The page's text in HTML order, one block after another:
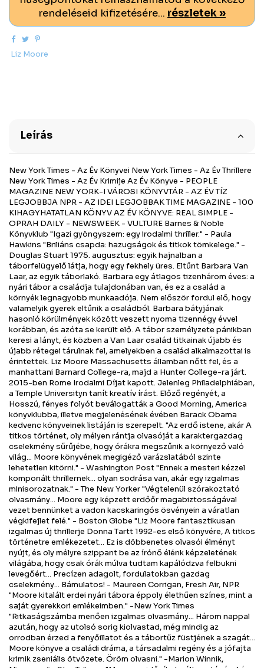
rendeléseid kifizetésére... részletek »
Liz Moore
Leírás
New York Times - Az Év Könyvei New York Times - Az Év Thrillere
New York Times - Az Év Krimije Az Év Könyve - PEOPLE
MAGAZINE NEW YORK-I VÁROSI KÖNYVTÁR - AZ ÉV TÍZ
LEGJOBBJA NPR - AZ IDEI LEGJOBBAK TIME MAGAZINE - 100
KIHAGYHATATLAN KÖNYV AZ ÉV KÖNYVE: REAL SIMPLE -
OPRAH DAILY - NEWSWEEK - VULTURE Barnes & Noble
Könyvklub "Igazi gyöngyszem: egy irodalmi thriller." - Paula
Hawkins "Briliáns csapda: hazugságok és titkok tömkelege." -
Douglas Stuart 1975. augusztus: egyik hajnalban a
táborfelügyelő látja, hogy egy fekhely üres. Eltűnt Barbara Van
Laar, az egyik táborlakó. Barbara egy átlagos tizenhárom éves: a
nyári tábor a családja tulajdonában van, és ez a család a
környék legnagyobb munkaadója. Nem először fordul elő, hogy
valamelyik gyerek eltűnik a családból. Barbara bátyjának
hasonló körülmények között veszett nyoma tizennégy évvel
korábban, és azóta se került elő. A tábor személyzete pánikban
keresi a lányt, és közben a Van Laar család titkainak újabb és
újabb rétegei tárulnak fel, amelyekben a család alkalmazottai is
érintettek. Liz Moore Massachusetts államban nőtt fel, és a
manhattani Barnard College-ra, majd a Hunter College-ra járt.
2015-ben Rome Irodalmi Díjat kapott. Jelenleg Philadelphiában,
a Temple Universityn tanít kreatív írást. Előző regényét, a
Hosszú, fényes folyót beválogatták a Good Morning, America
könyvklubba, illetve megjelenésének évében Barack Obama
kedvenc könyveinek listáján is szerepelt. "Az erdő istene, akár A
titkos történet, oly mélyen rántja olvasóját a karaktergazdag
cselekmény sűrűjébe, hogy órákra megszűnik a környező való
világ... Moore könyvének megigéző varázslatából szinte
lehetetlen kitörni." - Washington Post "Ennek a mesteri kézzel
komponált thrillernek... olyan sodrása van, akár egy izgalmas
minisorozatnak." - The New Yorker "Végtelenül szórakoztató
olvasmány... Moore egy képzett erdőőr magabiztosságával
vezet bennünket a vadon kacskaringós ösvényein a váratlan
végkifejlet felé." - Boston Globe "Liz Moore fantasztikusan
izgalmas új thrillerje Donna Tartt 1992-es első könyvére, A titkos
történetre emlékezetet... Ez is döbbenetes olvasói élményt
nyújt, és oly mélyre szippant be az írónő élénk képzeletének
világába, hogy csak órák múlva tudtam kapálódzva felbukni
levegőért... Precízen adagolt, fordulatokban gazdag
cselekmény... Bámulatos! - Maureen Corrigan, Fresh Air, NPR
"Moore kitalált erdei nyári tábora éppoly élethűen színes, mint a
saját gyerekkori emlékeimben." -New York Times
"Ritkaságszámba menően izgalmas olvasmány... Három nappal
azután, hogy az utolsó sorig kiolvastad, még mindig az
orrodban érzed a fenyőillatot és a tábortűz füstjének a szagát...
Moore könyve a családi dráma, a társadalmi regény és a jófajta
krimik zseniális ötvözete. Öröm olvasni." -Marion Winnik,